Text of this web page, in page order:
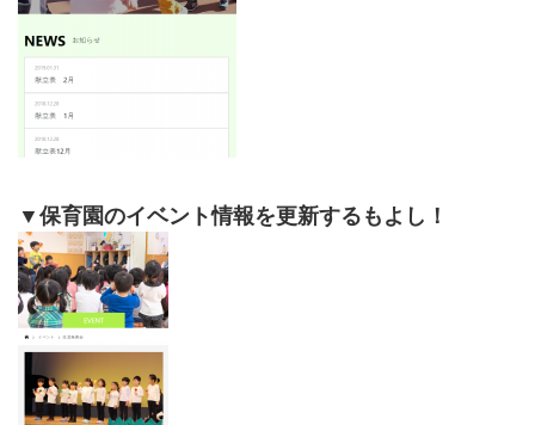
▼保育園のイベント情報を更新するもよし！